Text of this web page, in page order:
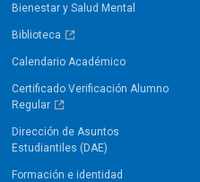
Bienestar y Salud Mental
Biblioteca
Calendario Académico
Certificado Verificación Alumno
Regular
Dirección de Asuntos
Estudiantiles (DAE)
Formación e identidad